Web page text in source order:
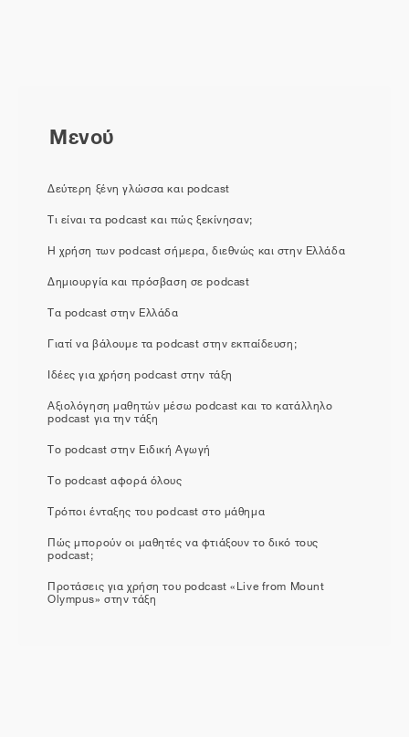
Μενού
Δεύτερη ξένη γλώσσα και podcast
Τι είναι τα podcast και πώς ξεκίνησαν;
Η χρήση των podcast σήμερα, διεθνώς και στην Ελλάδα
Δημιουργία και πρόσβαση σε podcast
Τα podcast στην Ελλάδα
Γιατί να βάλουμε τα podcast στην εκπαίδευση;
Ιδέες για χρήση podcast στην τάξη
Αξιολόγηση μαθητών μέσω podcast και το κατάλληλο
podcast για την τάξη
Το podcast στην Ειδική Αγωγή
Το podcast αφορά όλους
Τρόποι ένταξης του podcast στο μάθημα
Πώς μπορούν οι μαθητές να φτιάξουν το δικό τους
podcast;
Προτάσεις για χρήση του podcast «Live from Mount
Olympus» στην τάξη